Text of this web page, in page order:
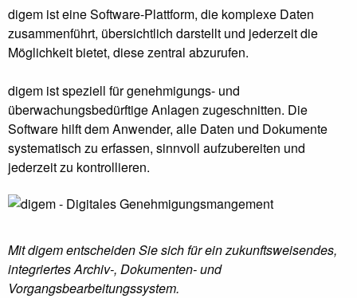
digem ist eine Software-Plattform, die komplexe Daten
zusammenführt, übersichtlich darstellt und jederzeit die
Möglichkeit bietet, diese zentral abzurufen.
digem ist speziell für genehmigungs- und
überwachungsbedürftige Anlagen zugeschnitten. Die
Software hilft dem Anwender, alle Daten und Dokumente
systematisch zu erfassen, sinnvoll aufzubereiten und
jederzeit zu kontrollieren.
Mit digem entscheiden Sie sich für ein zukunftsweisendes,
integriertes Archiv-, Dokumenten- und
Vorgangsbearbeitungssystem.